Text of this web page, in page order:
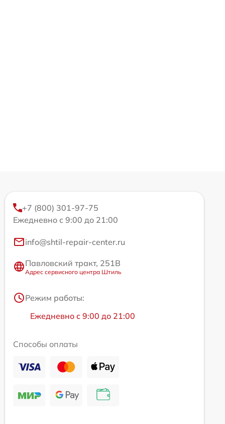
+7 (800) 301-97-75
Ежедневно с 9:00 до 21:00
info@shtil-repair-center.ru
Павловский тракт, 251В
Адрес сервисного центра Штиль
Режим работы:
Ежедневно с 9:00 до 21:00
Способы оплаты